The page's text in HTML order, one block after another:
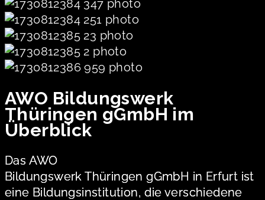
AWO Bildungswerk
Thüringen gGmbH im
Überblick
Das AWO
Bildungswerk Thüringen gGmbH in Erfurt ist
eine Bildungsinstitution, die verschiedene